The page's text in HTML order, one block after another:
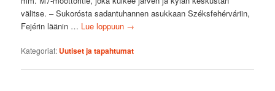
välitse. – Sukorósta sadantuhannen asukkaan Széksfehérváriin,
Fejérin läänin … Lue loppuun →
Kategoriat: Uutiset ja tapahtumat